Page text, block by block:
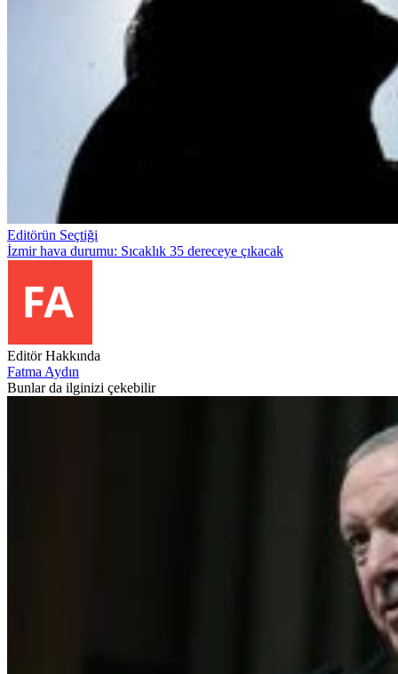
Editörün Seçtiği
İzmir hava durumu: Sıcaklık 35 dereceye çıkacak
Editör Hakkında
Fatma Aydın
Bunlar da ilginizi çekebilir